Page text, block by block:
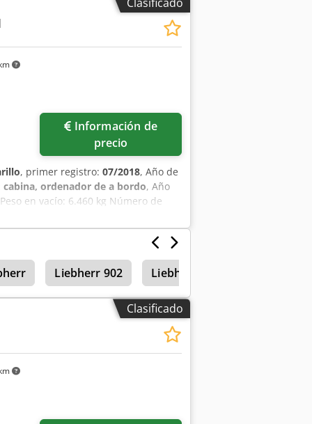
Más información Póngase en
precio
, primer registro: 07/2018, Año de
cabina, ordenador de a bordo, Año
en vacío: 6.460 kg Número de
bueno Precio: A consultar
= - 3ª válvula - Cabina cerrada -
Liebherr 902 Liebherr 932
Clasificado